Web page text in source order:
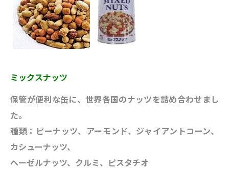
ミックスナッツ
保管が便利な缶に、世界各国のナッツを詰め合わせまし
た。
種類：ピーナッツ、アーモンド、ジャイアントコーン、
カシューナッツ、
ヘーゼルナッツ、クルミ、ピスタチオ